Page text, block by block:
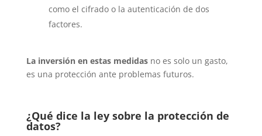
como el cifrado o la autenticación de dos
factores.
La inversión en estas medidasno es solo un gasto,
es una protección ante problemas futuros.
¿Qué dice la ley sobre la protección de
datos?